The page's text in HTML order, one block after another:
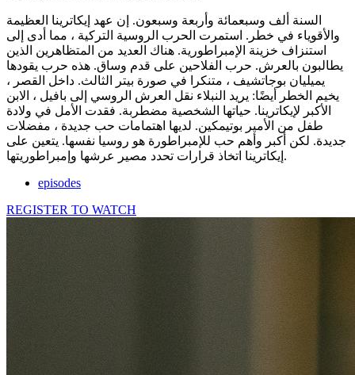
السنة ألف وسبعمائة وأربعة وسبعون. إن عهد إيكاترينا العظيمة
والأقوياء في خطر. استمرت الحرب الروسية التركية ، مما أدى إلى
استنزاف خزينة الإمبراطورية. هناك العديد من المتظاهرين الذين
يطالبون بالعرش. حرب الفلاحين على قدم وساق. هذه حرب يقودها
يميليان بوجاتشيف ، متنكرا في صورة بيتر الثالث. داخل القصر ،
يخيم الخطر أيضًا: يريد النبلاء نقل العرش الروسي إلى بافيل ، الابن
الأكبر لإيكاترينا. حياتها الشخصية مضطربة. فقدت الأمل في ولادة
طفل من الأمير بوتيمكين. لديها اهتمامات حب جديدة ، مفضلات
جديدة. لكن أكبر وأهم حب للإمبراطورة هو روسيا نفسها. يتعين على
إيكاترينا اتخاذ قرارات تحدد مصير عرشها وإمبراطوريتها.
episodes
REGISTER TO WATCH